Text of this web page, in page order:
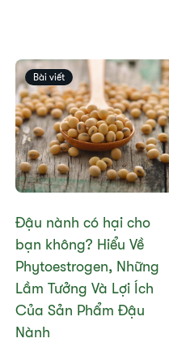
Bài viết
Đậu nành có hại cho
bạn không? Hiểu Về
Phytoestrogen, Những
Lầm Tưởng Và Lợi Ích
Của Sản Phẩm Đậu
Nành